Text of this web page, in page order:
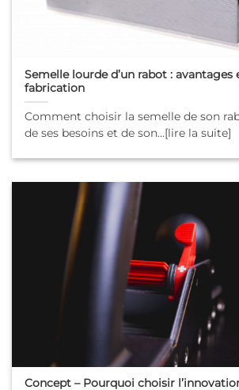
Semelle lourde d’un rabot : avantages
fabrication
Comment choisir la semelle de son
de ses besoins et de son...[lire la suite]
Concept – Pourquoi choisir